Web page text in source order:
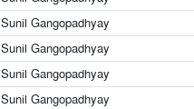
Sunil Gangopadhyay
Sunil Gangopadhyay
Sunil Gangopadhyay
Sunil Gangopadhyay